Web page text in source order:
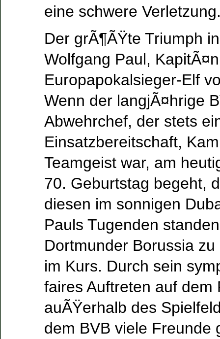
eine schwere
Der grÃ¶ÃŸte Triumph
Wolfgang Paul,
Europapokalsieger-Elf
Wenn der langjÃ¤hrige
Abwehrchef, der stets
Einsatzbereitschaft,
Teamgeist war, am
70. Geburtstag begeht,
diesen im sonnigen
Pauls Tugenden
Dortmunder Borussia
im Kurs. Durch sein
faires Auftreten auf dem
auÃŸerhalb des
dem BVB viele Freunde